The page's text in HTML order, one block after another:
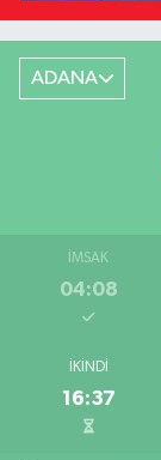
ADANA
İMSAK
04:08
İKINDI
16:37